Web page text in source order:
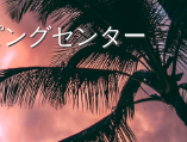
グセンター